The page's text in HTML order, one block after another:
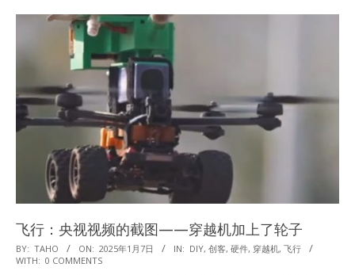
飞行：央视视频的截图——穿越机加上了轮子
2025-
01-
BY: TAHO ON: 2025年1月7日 IN: DIY, 创客, 硬件, 穿越机, 飞行
WITH: 0 COMMENTS